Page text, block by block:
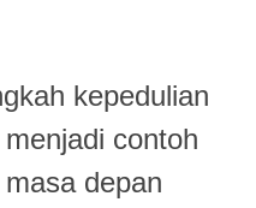
kepedulian
contoh
depan